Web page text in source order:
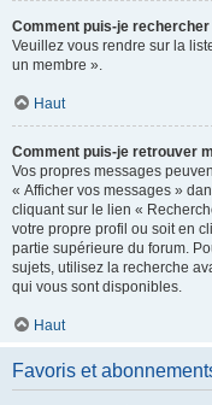
Comment puis-je
Veuillez vous rendre sur la
un membre ».
Haut
Comment puis-je retrouver
Vos propres messages
« Afficher vos messages »
cliquant sur le lien «
votre propre profil ou soit en
partie supérieure du forum.
sujets, utilisez la recherche
qui vous sont disponibles.
Haut
Favoris et